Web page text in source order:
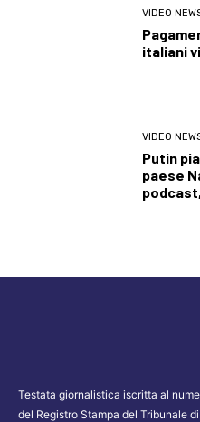
VIDEO
italiani
VIDEO
Putin
paese
Testata giornalistica iscritta al
del Registro Stampa del Tribunale